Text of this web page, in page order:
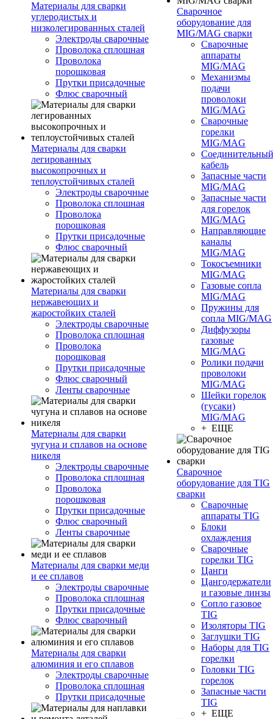
Материалы для сварки
углеродистых и
низколегированных сталей
Электроды сварочные
Проволока сплошная
Проволока
порошковая
Прутки присадочные
Флюс сварочный
Материалы для сварки
легированных
высокопрочных и
теплоустойчивых сталей
Электроды сварочные
Проволока сплошная
Проволока
порошковая
Прутки присадочные
Флюс сварочный
Материалы для сварки
нержавеющих и
жаростойких сталей
Электроды сварочные
Проволока сплошная
Проволока
порошковая
Прутки присадочные
Флюс сварочный
Ленты сварочные
Материалы для сварки
чугуна и сплавов на основе
никеля
Электроды сварочные
Проволока сплошная
Проволока
порошковая
Прутки присадочные
Флюс сварочный
Ленты сварочные
Материалы для сварки меди
и ее сплавов
Электроды сварочные
Проволока сплошная
Прутки присадочные
Флюс сварочный
Материалы для сварки
алюминия и его сплавов
Электроды сварочные
Проволока сплошная
Прутки присадочные
Сварочное
оборудование для
MIG/MAG сварки
Сварочные
аппараты
MIG/MAG
Механизмы
подачи
проволоки
MIG/MAG
Сварочные
горелки
MIG/MAG
Соединительный
кабель
Запасные части
MIG/MAG
Запасные части
для горелок
MIG/MAG
Направляющие
каналы
MIG/MAG
Токосъемники
MIG/MAG
Газовые сопла
MIG/MAG
Пружины для
сопла MIG/MAG
Диффузоры
газовые
MIG/MAG
Ролики подачи
проволоки
MIG/MAG
Шейки горелок
(гусаки)
MIG/MAG
+ ЕЩЕ
Сварочное
оборудование для TIG
сварки
Сварочные
аппараты TIG
Блоки
охлаждения
Сварочные
горелки TIG
Цанги
Цангодержатели
и газовые линзы
Сопло газовое
TIG
Изоляторы TIG
Заглушки TIG
Наборы для TIG
горелки
Головки TIG
горелок
Запасные части
TIG
+ ЕЩЕ